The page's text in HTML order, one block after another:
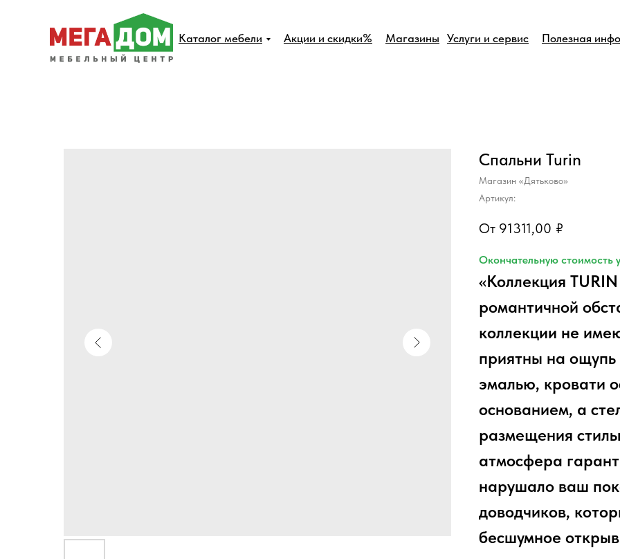
Каталог мебели Акции и скидки% Магазины Услуги и сервис Полезная
Спальни Turin
Магазин «Дятьково»
Артикул:
91311,00 ₽
Окончательную стоимость
«Коллекция
романтичной
коллекции не
приятны на ощупь
эмалью, кровати
основанием, а
размещения
атмосфера
нарушало ваш
доводчиков,
бесшумное